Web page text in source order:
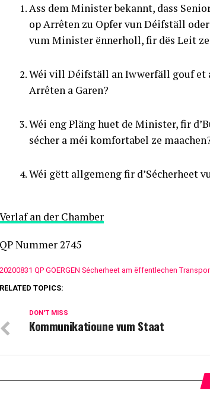
Ass dem Minister bekannt, dass
op Arrêten zu Opfer vun Déifställ
vum Minister ënnerholl, fir dës Leit
Wéi vill Déifställ an Iwwerfäll gouf et
Arrêten a Garen?
Wéi eng Pläng huet de Minister, fir
sécher a méi komfortabel ze
Wéi gëtt allgemeng fir d’Sécherheet
Verlaf an der Chamber
QP Nummer 2745
20200831 QP GOERGEN Sécherheet am ëffentlechen
RELATED TOPICS:
DON'T MISS
Kommunikatioune vum Staat